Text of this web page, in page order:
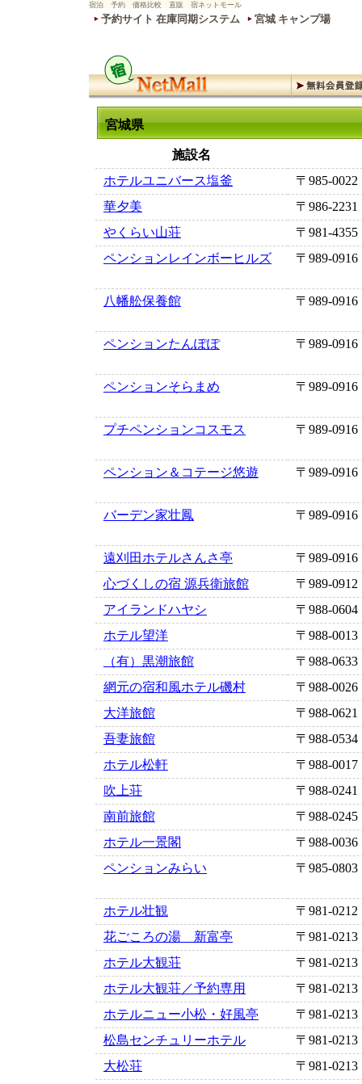
宿泊 予約 価格比較 直販 宿ネットモール
予約サイト 在庫同期システム 宮城 キャンプ場
宮城県
施設名
ホテルユニバース塩釜
〒985-0022
華夕美
〒986-2231
やくらい山荘
〒981-4355
ペンションレインボーヒルズ
〒989-0916
八幡舩保養館 〒989-0916
ペンションたんぽぽ 〒989-0916
ペンションそらまめ 〒989-0916
プチペンションコスモス 〒989-0916
ペンション＆コテージ悠遊 〒989-0916
バーデン家壮鳳 〒989-0916
遠刈田ホテルさんさ亭
〒989-0916
心づくしの宿 源兵衛旅館
〒989-0912
アイランドハヤシ
〒988-0604
ホテル望洋
〒988-0013
（有）黒潮旅館
〒988-0633
網元の宿和風ホテル磯村
〒988-0026
大洋旅館
〒988-0621
吾妻旅館
〒988-0534
ホテル松軒
〒988-0017
吹上荘
〒988-0241
南前旅館
〒988-0245
ホテル一景閣
〒988-0036
ペンションみらい
〒985-0803
ホテル壮観
〒981-0212
花ごころの湯 新富亭
〒981-0213
ホテル大観荘
〒981-0213
ホテル大観荘／予約専用
〒981-0213
ホテルニュー小松・好風亭
〒981-0213
松島センチュリーホテル
〒981-0213
大松荘
〒981-0213